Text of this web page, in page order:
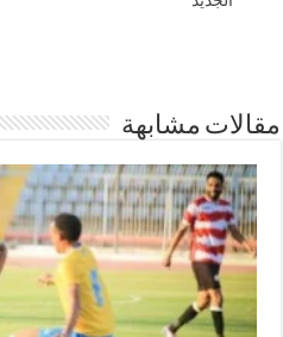
مقالات مشابهة